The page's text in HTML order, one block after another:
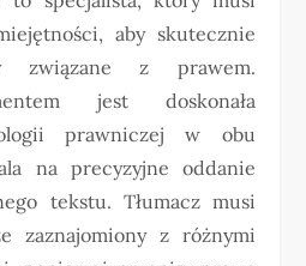
aby skutecznie
związane z prawem.
jest doskonała
prawniczej w obu
na precyzyjne oddanie
tekstu. Tłumacz musi
zaznajomiony z różnymi